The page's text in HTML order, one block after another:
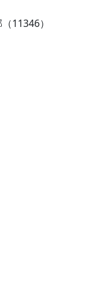
11346）